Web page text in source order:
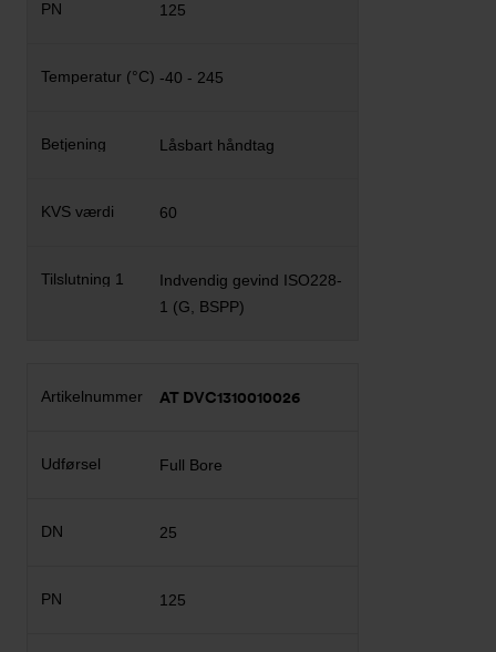
125
-40 - 245
Låsbart håndtag
60
Indvendig gevind ISO228-
1 (G, BSPP)
AT DVC1310010026
Full Bore
25
125